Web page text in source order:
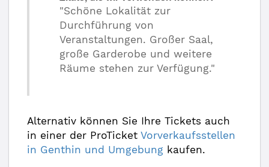
"Schöne Lokalität zur
Durchführung von
Veranstaltungen. Großer Saal,
große Garderobe und weitere
Räume stehen zur Verfügung."
Alternativ können Sie Ihre Tickets auch
in einer der ProTicket Vorverkaufsstellen
in Genthin und Umgebung kaufen.